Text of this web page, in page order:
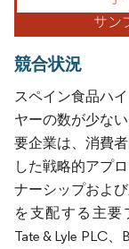
競合状況
スペイン食品ハ
ヤーの数が少な
要企業は、消費
した戦略的アプ
ナーシップおよ
を支配する主要
Tate & Lyle PLC